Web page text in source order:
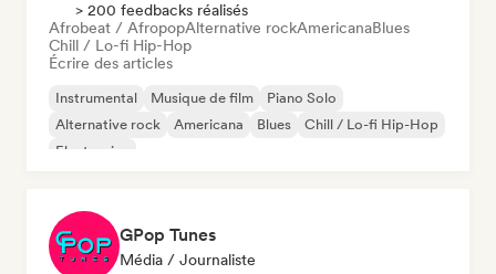
> 200 feedbacks réalisés
Afrobeat / AfropopAlternative rockAmericanaBlues
Chill / Lo-fi Hip-Hop
Écrire des articles
Instrumental Musique de film
Piano Solo
Alternative rock
Americana Blues
Chill / Lo-fi Hip-Hop
Electronica
GPop Tunes
Média / Journaliste